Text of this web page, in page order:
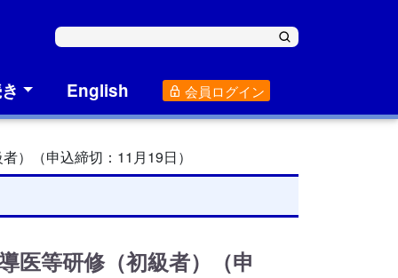
English 会員ログイン
）（申込締切：11月19日）
医等研修（初級者）（申